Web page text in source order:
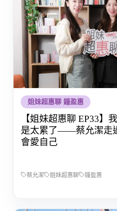
姐妹超惠聊 鐘盈惠
【姐妹超惠聊 EP33】
是太累了——蔡允潔走
會愛自己
蔡允潔 姐妹超惠聊 鐘盈惠